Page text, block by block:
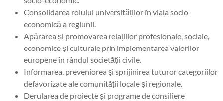
Consolidarea rolului universităților în viața socio-
economică a regiunii.
Apărarea și promovarea relațiilor profesionale, sociale,
economice și culturale prin implementarea valorilor
europene în rândul societății civile.
Informarea, preveniorea și sprijinirea tuturor categoriilor
defavorizate ale comunității locale și regionale.
Derularea de proiecte și programe de consiliere